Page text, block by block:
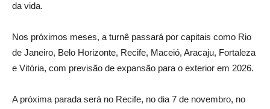
da vida.
Nos próximos meses, a turnê passará por capitais como Rio
de Janeiro, Belo Horizonte, Recife, Maceió, Aracaju, Fortaleza
e Vitória, com previsão de expansão para o exterior em 2026.
A próxima parada será no Recife, no dia 7 de novembro, no